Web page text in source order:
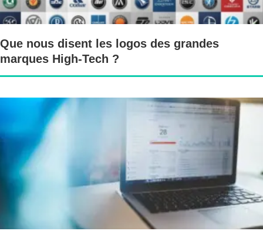
Que nous disent les logos des grandes
marques High-Tech ?